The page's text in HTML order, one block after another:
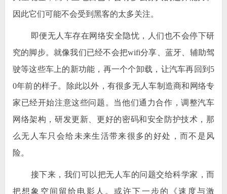
因此它们可能不会受到黑客的太多关注。
即便无人车存在网络安全隐忧，人们也不会停下研
究的脚步。就像我们已经不会把wifi分享、蓝牙、辅助驾
驶等这些车上的新功能，再一个个卸载，让汽车再回到5
0年前的样子。除此以外，有很多无人车制造商和网络专
家已经开始注意这些问题。当他们通力合作，调整汽车
网络架构，研发更新、更好的密码和安全防护技术，那
么无人车只会给未来生活带来很多的好处，而不是风
险。
接下来，我们可以把无人车的问题交给科学家，而
把想象空间留给电影人。或许下一步的《速度与激